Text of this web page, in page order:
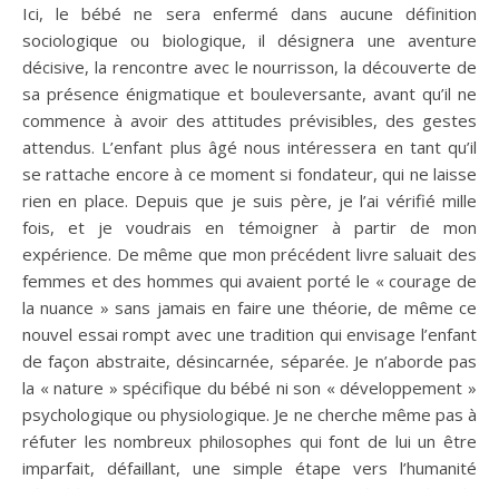
Ici, le bébé ne sera enfermé dans aucune définition
sociologique ou biologique, il désignera une aventure
décisive, la rencontre avec le nourrisson, la découverte de
sa présence énigmatique et bouleversante, avant qu’il ne
commence à avoir des attitudes prévisibles, des gestes
attendus. L’enfant plus âgé nous intéressera en tant qu’il
se rattache encore à ce moment si fondateur, qui ne laisse
rien en place. Depuis que je suis père, je l’ai vérifié mille
fois, et je voudrais en témoigner à partir de mon
expérience. De même que mon précédent livre saluait des
femmes et des hommes qui avaient porté le « courage de
la nuance » sans jamais en faire une théorie, de même ce
nouvel essai rompt avec une tradition qui envisage l’enfant
de façon abstraite, désincarnée, séparée. Je n’aborde pas
la « nature » spécifique du bébé ni son « développement »
psychologique ou physiologique. Je ne cherche même pas à
réfuter les nombreux philosophes qui font de lui un être
imparfait, défaillant, une simple étape vers l’humanité